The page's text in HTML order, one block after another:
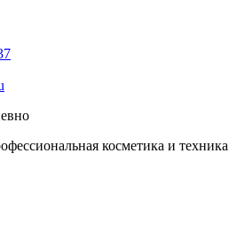
косметика и техника